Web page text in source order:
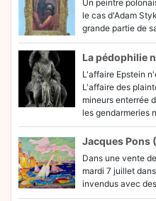
Un peintre
le cas d'Adam
grande partie de
La pédophilie
L'affaire Epstein
L'affaire des
mineurs enterrée
les gendarmeries
Jacques Pons
Dans une vente
mardi 7 juillet
invendus avec